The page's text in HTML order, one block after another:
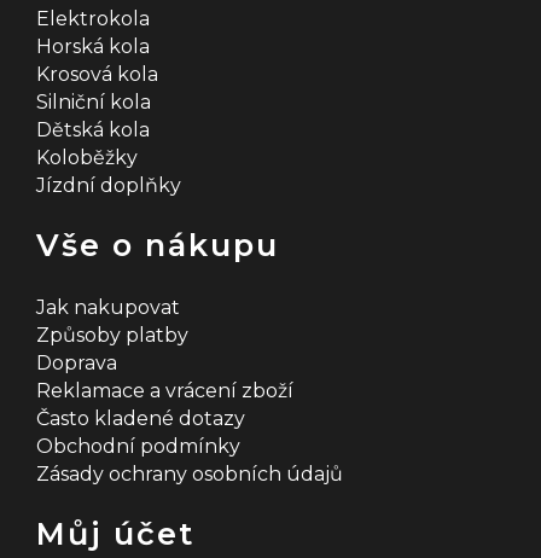
Elektrokola
Horská kola
Krosová kola
Silniční kola
Dětská kola
Koloběžky
Jízdní doplňky
Vše o nákupu
Jak nakupovat
Způsoby platby
Doprava
Reklamace a vrácení zboží
Často kladené dotazy
Obchodní podmínky
Zásady ochrany osobních údajů
Můj účet